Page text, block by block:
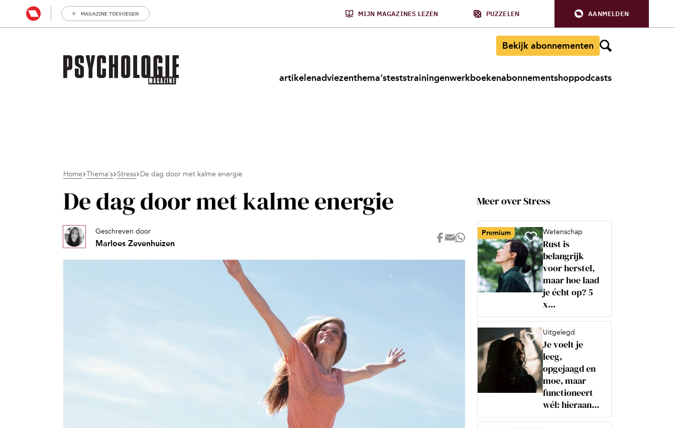
MAGAZINE TOEVOEGEN MIJN MAGAZINES LEZEN PUZZELEN AANMELDEN
Bekijk abonnementen
artikelenadviezenthema'steststrainingenwerkboekenabonnementshoppodcasts
Home Thema's Stress De dag door met kalme energie
De dag door met kalme energie
Geschreven door
Marloes Zevenhuizen
Meer over Stress
Premium Wetenschap
Rust is
belangrijk
voor herstel,
maar hoe laad
je écht op? 5
x...
Uitgelegd
Je voelt je
leeg,
opgejaagd en
moe, maar
functioneert
wél: hieraan...